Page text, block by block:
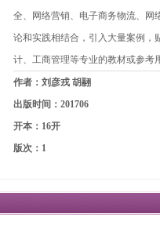
全、网络营销、电子商务物流、网
论和实践相结合，引入大量案例，
计、工商管理等专业的教材或参考
作者：刘彦戎 胡翮
出版时间：201706
开本：16开
版次：1